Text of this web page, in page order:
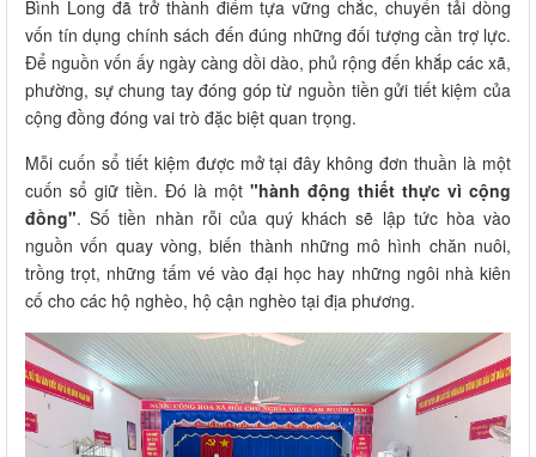
Bình Long đã trở thành điểm tựa vững chắc, chuyển tải dòng
vốn tín dụng chính sách đến đúng những đối tượng cần trợ lực.
Để nguồn vốn ấy ngày càng dồi dào, phủ rộng đến khắp các xã,
phường, sự chung tay đóng góp từ nguồn tiền gửi tiết kiệm của
cộng đồng đóng vai trò đặc biệt quan trọng.
Mỗi cuốn sổ tiết kiệm được mở tại đây không đơn thuần là một
cuốn sổ giữ tiền. Đó là một "hành động thiết thực vì cộng
đồng". Số tiền nhàn rỗi của quý khách sẽ lập tức hòa vào
nguồn vốn quay vòng, biến thành những mô hình chăn nuôi,
trồng trọt, những tấm vé vào đại học hay những ngôi nhà kiên
cố cho các hộ nghèo, hộ cận nghèo tại địa phương.